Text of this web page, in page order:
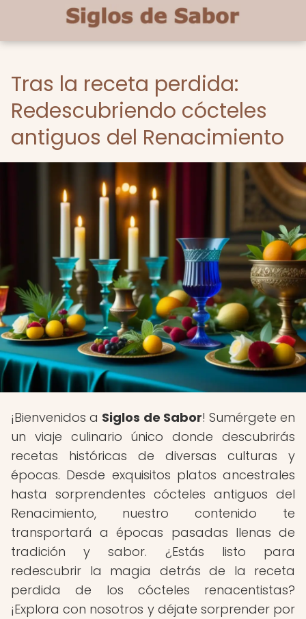
Tras la receta perdida:
Redescubriendo cócteles
antiguos del Renacimiento
¡Bienvenidos a Siglos de Sabor! Sumérgete en
un viaje culinario único donde descubrirás
recetas históricas de diversas culturas y
épocas. Desde exquisitos platos ancestrales
hasta sorprendentes cócteles antiguos del
Renacimiento, nuestro contenido te
transportará a épocas pasadas llenas de
tradición y sabor. ¿Estás listo para
redescubrir la magia detrás de la receta
perdida de los cócteles renacentistas?
¡Explora con nosotros y déjate sorprender por